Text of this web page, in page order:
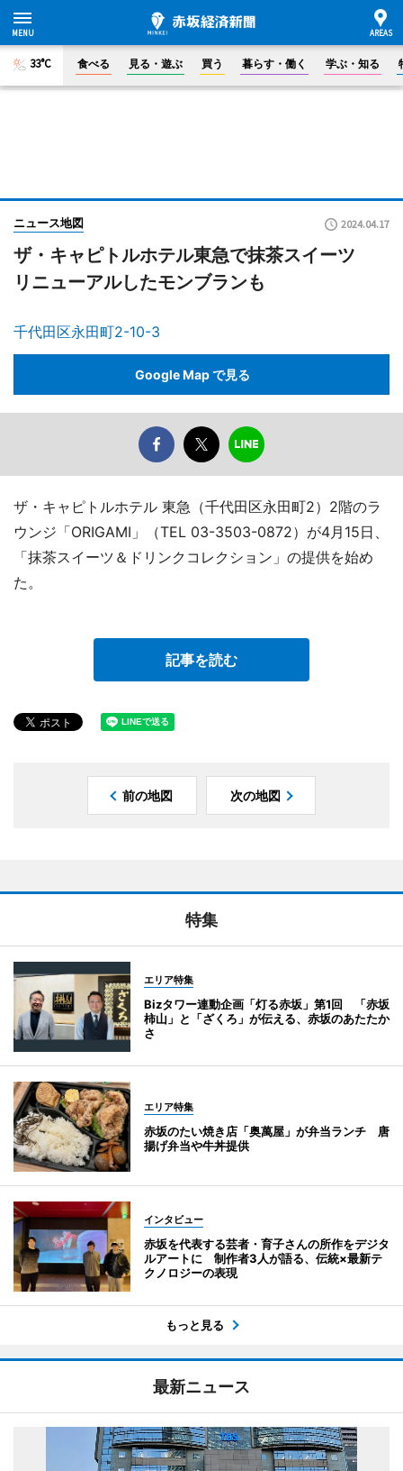
33°C 食べる 見る・遊ぶ 買う 暮らす・働く 学ぶ・知る
ニュース地図 2024.04.17
ザ・キャピトルホテル東急で抹茶スイーツ
リニューアルしたモンブランも
千代田区永田町2-10-3
Google Map で見る
ザ・キャピトルホテル 東急（千代田区永田町2）2階のラ
ウンジ「ORIGAMI」（TEL 03-3503-0872）が4月15日、
「抹茶スイーツ＆ドリンクコレクション」の提供を始め
た。
記事を読む
前の地図 次の地図
特集
エリア特集
Bizタワー連動企画「灯る赤坂」第1回 「赤坂
柿山」と「ざくろ」が伝える、赤坂のあたたか
さ
エリア特集
赤坂のたい焼き店「奥萬屋」が弁当ランチ 唐
揚げ弁当や牛丼提供
インタビュー
赤坂を代表する芸者・育子さんの所作をデジタ
ルアートに 制作者3人が語る、伝統×最新テ
クノロジーの表現
もっと見る
最新ニュース